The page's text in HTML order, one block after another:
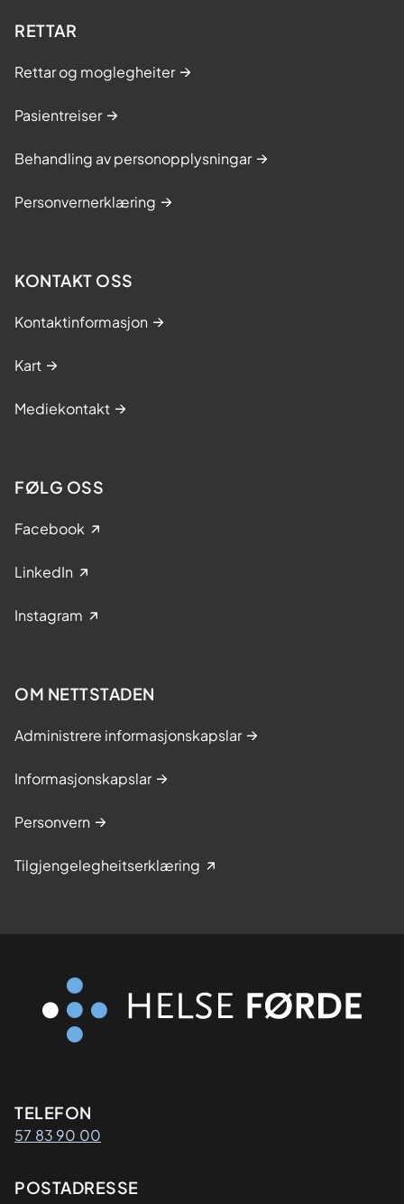
RETTAR
Rettar og moglegheiter
Pasientreiser
Behandling av personopplysningar
Personvernerklæring
KONTAKT OSS
Kontaktinformasjon
Kart
Mediekontakt
FØLG OSS
Facebook
LinkedIn
Instagram
OM NETTSTADEN
Administrere informasjonskapslar
Informasjonskapslar
Personvern
Tilgjengelegheitserklæring
Kontaktinformasjon
TELEFON
57 83 90 00
Adresse
POSTADRESSE